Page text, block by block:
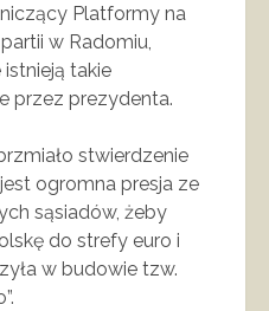
Platformy na
w Radomiu,
istnieją takie
przez prezydenta.
stwierdzenie
ogromna presja ze
sąsiadów, żeby
do strefy euro i
w budowie tzw.